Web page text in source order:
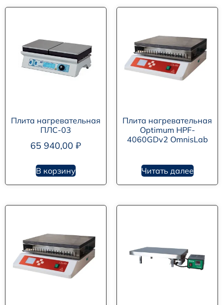
Плита нагревательная
ПЛС-03
65 940,00 ₽
В корзину
Плита нагревательная
Optimum HPF-
4060GDv2 OmnisLab
Читать далее